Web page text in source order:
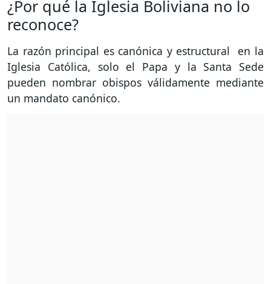
¿Por qué la Iglesia Boliviana no lo
reconoce?
La razón principal es canónica y estructural en la
Iglesia Católica, solo el Papa y la Santa Sede
pueden nombrar obispos válidamente mediante
un mandato canónico.